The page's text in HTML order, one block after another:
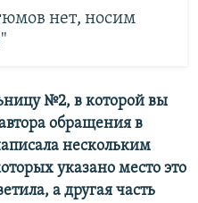
нет, носим
№2, в которой вы
обращения в
нескольким
указано место это
а другая часть